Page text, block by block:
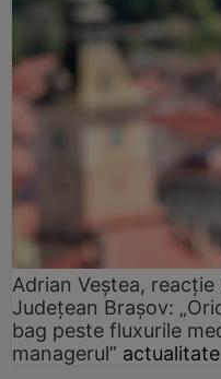
Adrian Veștea,
Județean Brașov:
bag peste fluxurile
managerul”